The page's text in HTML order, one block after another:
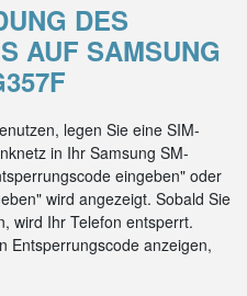
DES
AUF SAMSUNG
legen Sie eine SIM-
in Ihr Samsung SM-
eingeben" oder
wird angezeigt. Sobald Sie
wird Ihr Telefon entsperrt.
Entsperrungscode anzeigen,